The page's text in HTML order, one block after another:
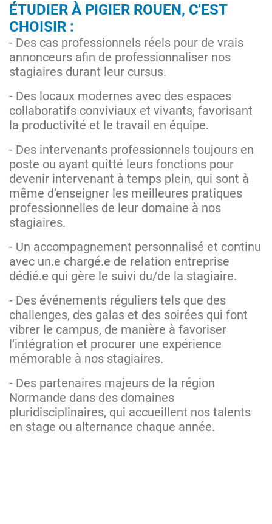
ÉTUDIER À PIGIER ROUEN, C'EST
CHOISIR :
- Des cas professionnels réels pour de vrais
annonceurs afin de professionnaliser nos
stagiaires durant leur cursus.
- Des locaux modernes avec des espaces
collaboratifs conviviaux et vivants, favorisant
la productivité et le travail en équipe.
- Des intervenants professionnels toujours en
poste ou ayant quitté leurs fonctions pour
devenir intervenant à temps plein, qui sont à
même d’enseigner les meilleures pratiques
professionnelles de leur domaine à nos
stagiaires.
- Un accompagnement personnalisé et continu
avec un.e chargé.e de relation entreprise
dédié.e qui gère le suivi du/de la stagiaire.
- Des événements réguliers tels que des
challenges, des galas et des soirées qui font
vibrer le campus, de manière à favoriser
l’intégration et procurer une expérience
mémorable à nos stagiaires.
- Des partenaires majeurs de la région
Normande dans des domaines
pluridisciplinaires, qui accueillent nos talents
en stage ou alternance chaque année.